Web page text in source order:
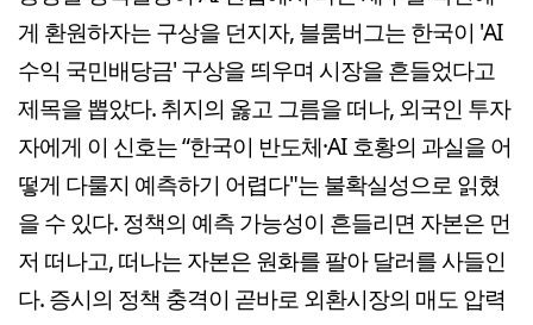
게 환원하자는 구상을 던지자, 블룸버그는 한국이 'AI
수익 국민배당금' 구상을 띄우며 시장을 흔들었다고
제목을 뽑았다. 취지의 옳고 그름을 떠나, 외국인 투자
자에게 이 신호는 “한국이 반도체·AI 호황의 과실을 어
떻게 다룰지 예측하기 어렵다"는 불확실성으로 읽혔
을 수 있다. 정책의 예측 가능성이 흔들리면 자본은 먼
저 떠나고, 떠나는 자본은 원화를 팔아 달러를 사들인
다. 증시의 정책 충격이 곧바로 외환시장의 매도 압력